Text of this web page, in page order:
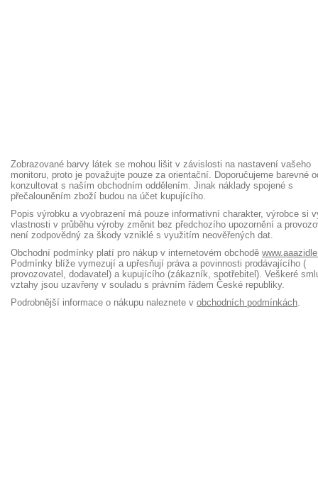
Zobrazované barvy látek se mohou lišit v závislosti na nastavení vašeho
monitoru, proto je považujte pouze za orientační. Doporučujeme barevné
konzultovat s naším obchodním oddělením. Jinak náklady spojené s
přečalouněním zboží budou na účet kupujícího.
Popis výrobku a vyobrazení má pouze informativní charakter, výrobce si
vlastnosti v průběhu výroby změnit bez předchozího upozornění a
není zodpovědný za škody vzniklé s využitím neověřených dat.
Obchodní podmínky platí pro nákup v internetovém obchodě
Podmínky blíže vymezují a upřesňují práva a povinnosti prodávajícího (
provozovatel, dodavatel) a kupujícího (zákazník, spotřebitel). Veškeré
vztahy jsou uzavřeny v souladu s právním řádem České republiky.
Podrobnější informace o nákupu naleznete v obchodních podmínkách